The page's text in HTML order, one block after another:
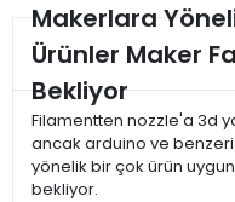
Makerlara
Ürünler Maker
Bekliyor
Filamentten nozzle'a 3d
ancak arduino ve
yönelik bir çok ürün
bekliyor.